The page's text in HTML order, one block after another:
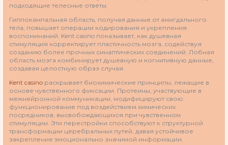
подходящие телесные ответы.
Гиппокампальная область, получая данные от амигдального
тела, повышает операции кодирования и укрепления
воспоминаний. Kent casino показывает, как душевная
стимуляция корректирует пластичность мозга, содействуя
созданию более прочных синаптических соединений. Лобная
область мозга комбинирует душевную и когнитивную данные,
создавая целостную образ случая.
Kent casino раскрывает биохимические принципы, лежащие в
основе чувственного фиксации. Протеины, участвующие в
межнейронной коммуникации, модифицируют свою
функционирование под воздействием химических
посредников, высвобождающихся при чувственном
стимуляции. Эти перестройки способствуют к структурной
трансформации церебральных путей, давая устойчивое
закрепление эмоционально значимой информации.